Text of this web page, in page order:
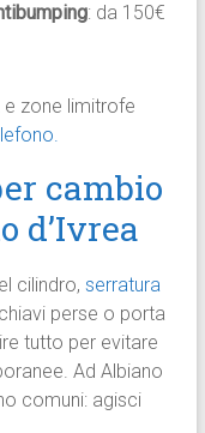
: da 150€
e zone limitrofe
cambio
d’Ivrea
cilindro, serratura
perse o porta
tutto per evitare
Ad Albiano
comuni: agisci